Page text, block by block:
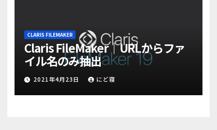
CLARIS FILEMAKER
Claris FileMaker｜URLからファ
イル名のみ抽出
2021年4月23日 にど寝